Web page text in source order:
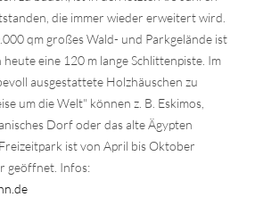
die immer wieder erweitert wird.
qm großes Wald- und Parkgelände ist
eine 120 m lange Schlittenpiste. Im
ausgestattete Holzhäuschen zu
um die Welt" können z. B. Eskimos,
Dorf oder das alte Ägypten
ist von April bis Oktober
geöffnet. Infos: